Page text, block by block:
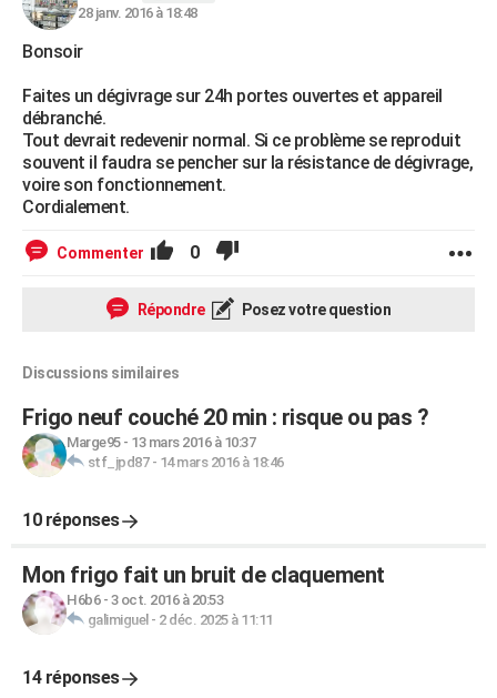
Dictionnaire
Biographies
Citations
Expressions
Proverbes
S'inscrire
Se connecter
Lycées
Collèges
Primaires
Universités
Entreprises
Service militaire
Avis de recherche
AVIS DE DÉCÈS
FORUM
Bricolage
Lifestyle
Culture
Sport
Auto
Television
Voyage
Cinema
28 janv. 2016 à 18:48
Bonsoir
Faites un dégivrage sur 24h portes ouvertes et appareil
débranché.
Tout devrait redevenir normal. Si ce problème se reproduit
souvent il faudra se pencher sur la résistance de dégivrage,
voire son fonctionnement.
Cordialement.
Commenter 0
Répondre Posez votre question
Discussions similaires
Frigo neuf couché 20 min : risque ou pas ?
Marge95- 13 mars 2016 à 10:37
stf_jpd87- 14 mars 2016 à 18:46
10 réponses
Mon frigo fait un bruit de claquement
H6b6- 3 oct. 2016 à 20:53
galimiguel - 2 déc. 2025 à 11:11
14 réponses